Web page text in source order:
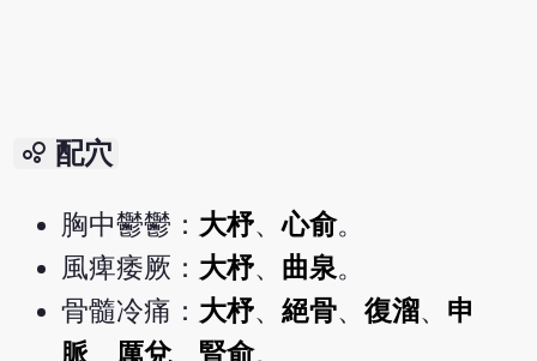
bubble_chart 配穴
胸中鬱鬱： 大杼、心俞。
風痺痿厥： 大杼、 曲泉。
骨髓冷痛： 大杼、絕骨、復溜、 申
脈、 厲兌、 腎俞。